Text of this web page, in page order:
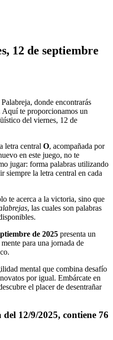
12 de septiembre
donde encontrarás
Aquí te proporcionamos un
del viernes, 12 de
letra central O, acompañada por
en este juego, no te
jugar: forma palabras utilizando
siempre la letra central en cada
te acerca a la victoria, sino que
, las cuales son palabras
de 2025 presenta un
para una jornada de
mental que combina desafío
por igual. Embárcate en
el placer de desentrañar
del 12/9/2025, contiene 76